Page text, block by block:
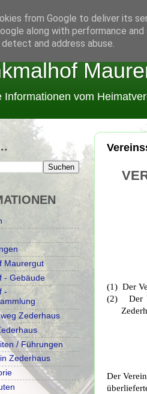
Informationen vom
(1) Der
(2)
Der
Der
Maurergut
- Gebäude
-
Zederhaus
/ Führungen
Zederhaus
from Google to deliver its
along with performance
and address abuse.